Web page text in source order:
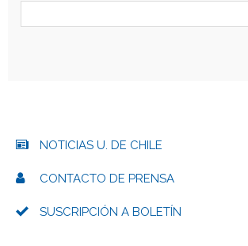
NOTICIAS U. DE CHILE
CONTACTO DE PRENSA
SUSCRIPCIÓN A BOLETÍN